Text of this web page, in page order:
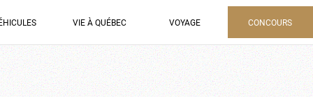
VIE À QUÉBEC VOYAGE CONCOURS